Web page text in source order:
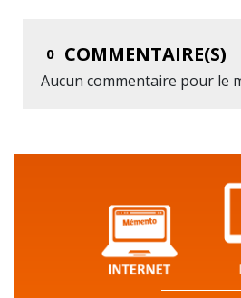
0 COMMENTAIRE(S)
Aucun commentaire pour le